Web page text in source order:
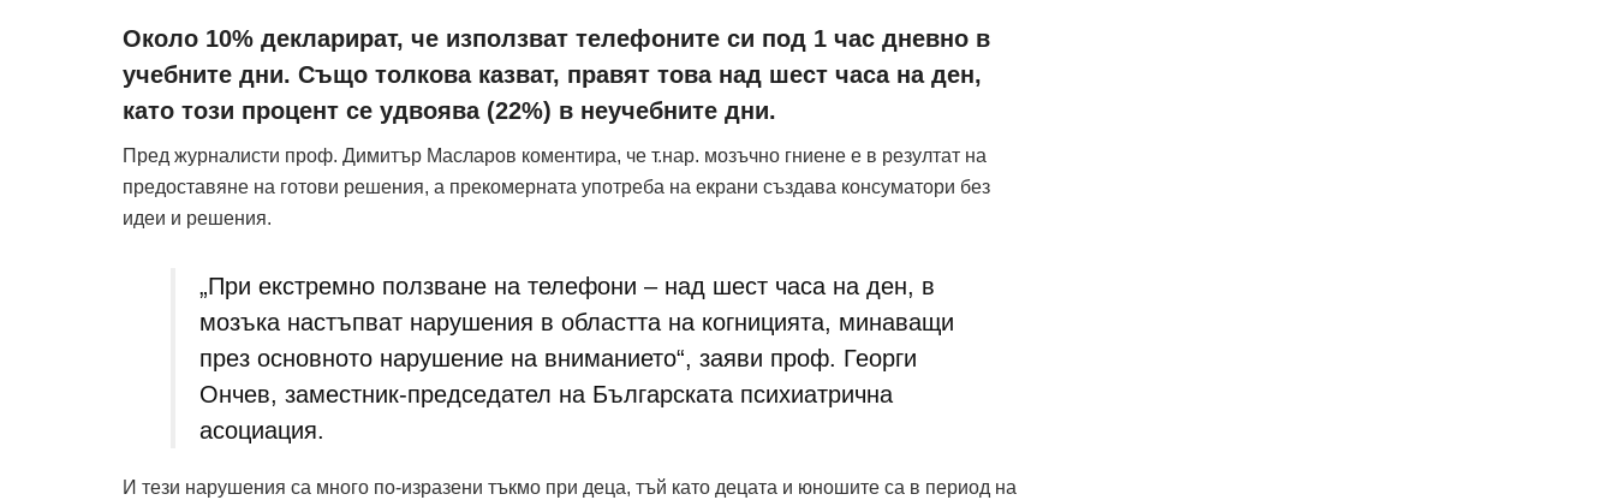
Около 10% декларират, че използват телефоните си под 1 час дневно в
учебните дни. Също толкова казват, правят това над шест часа на ден,
като този процент се удвоява (22%) в неучебните дни.
Пред журналисти проф. Димитър Масларов коментира, че т.нар. мозъчно гниене е в резултат на
предоставяне на готови решения, а прекомерната употреба на екрани създава консуматори без
идеи и решения.
„При екстремно ползване на телефони – над шест часа на ден, в
мозъка настъпват нарушения в областта на когницията, минаващи
през основното нарушение на вниманието“, заяви проф. Георги
Ончев, заместник-председател на Българската психиатрична
асоциация.
И тези нарушения са много по-изразени тъкмо при деца, тъй като децата и юношите са в период на